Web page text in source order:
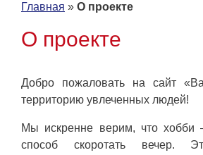
Главная » О проекте
О проекте
Добро пожаловать на сайт
территорию увлеченных людей!
Мы искренне верим, что хобби
способ скоротать вечер.